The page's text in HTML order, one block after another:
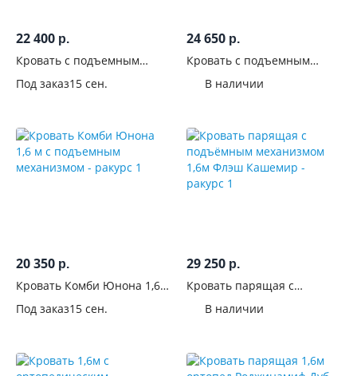
22 400 р.
Кровать с подъемным
1,6 м
Под заказ15 сен.
24 650 р.
Кровать с подъемным
В наличии
20 350 р.
Кровать Комби Юнона 1,6
механизмом
Под заказ15 сен.
29 250 р.
Кровать парящая с
1,6м Флэш Кашемир
В наличии
фрезеровкой
С
С
изножьем
155
Настил
ЛДСП
Подъемный